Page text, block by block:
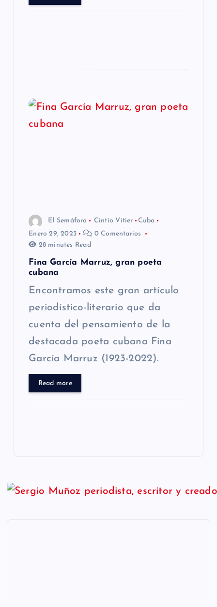
El Semáforo Cintio Vitier
Cuba
Enero 29, 2023
0 Comentarios
28 minutes Read
Fina García Marruz, gran poeta
cubana
Encontramos este gran artículo
periodístico-literario que da
cuenta del pensamiento de la
destacada poeta cubana Fina
García Marruz (1923-2022).
Read more